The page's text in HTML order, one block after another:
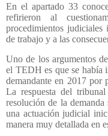
En el apartado 33
refirieron al
procedimientos
de trabajo y a las
Uno de los argumentos
el TEDH es que se había
demandante en 2017 por
La respuesta del
resolución de la demanda
una actuación judicial
manera muy detallada en